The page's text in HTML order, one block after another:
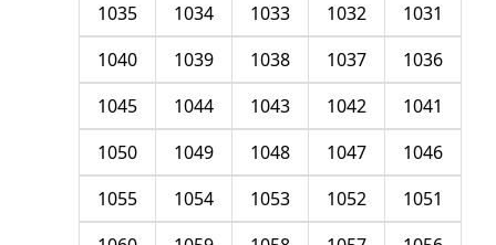
1031
1032
1033
1034
1035
1036
1037
1038
1039
1040
1041
1042
1043
1044
1045
1046
1047
1048
1049
1050
1051
1052
1053
1054
1055